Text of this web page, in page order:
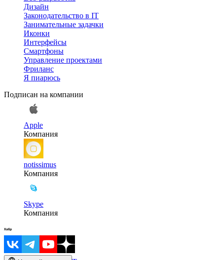
Дизайн
Законодательство в IT
Занимательные задачки
Иконки
Интерфейсы
Смартфоны
Управление проектами
Фриланс
Я пиарюсь
Подписан на компании
Apple
Компания
notissimus
Компания
Skype
Компания